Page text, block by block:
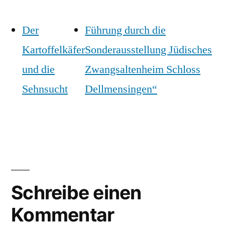
Der
Kartoffelkäfer
und die
Sehnsucht
Führung durch die
Sonderausstellung Jüdisches
Zwangsaltenheim Schloss
Dellmensingen“
Schreibe einen
Kommentar